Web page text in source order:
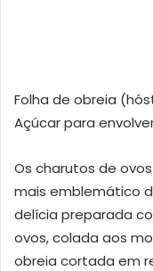
Folha de obreia
Açúcar para
Os charutos de
mais emblemático
delícia preparada
ovos, colada aos
obreia cortada em